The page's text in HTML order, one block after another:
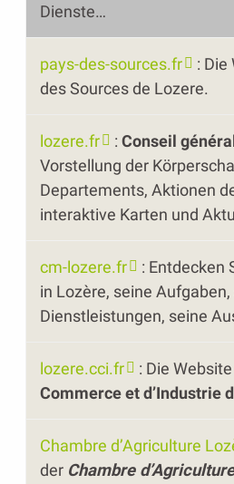
Dienste…
pays-des-sources.fr
: Die
des Sources de Lozere.
lozere.fr : Conseil
Vorstellung der
Departements, Aktionen
interaktive Karten und
cm-lozere.fr
: Entdecken
in Lozère, seine
Dienstleistungen, seine
lozere.cci.fr : Die
Commerce et d’Industrie
Chambre d’Agriculture
der Chambre